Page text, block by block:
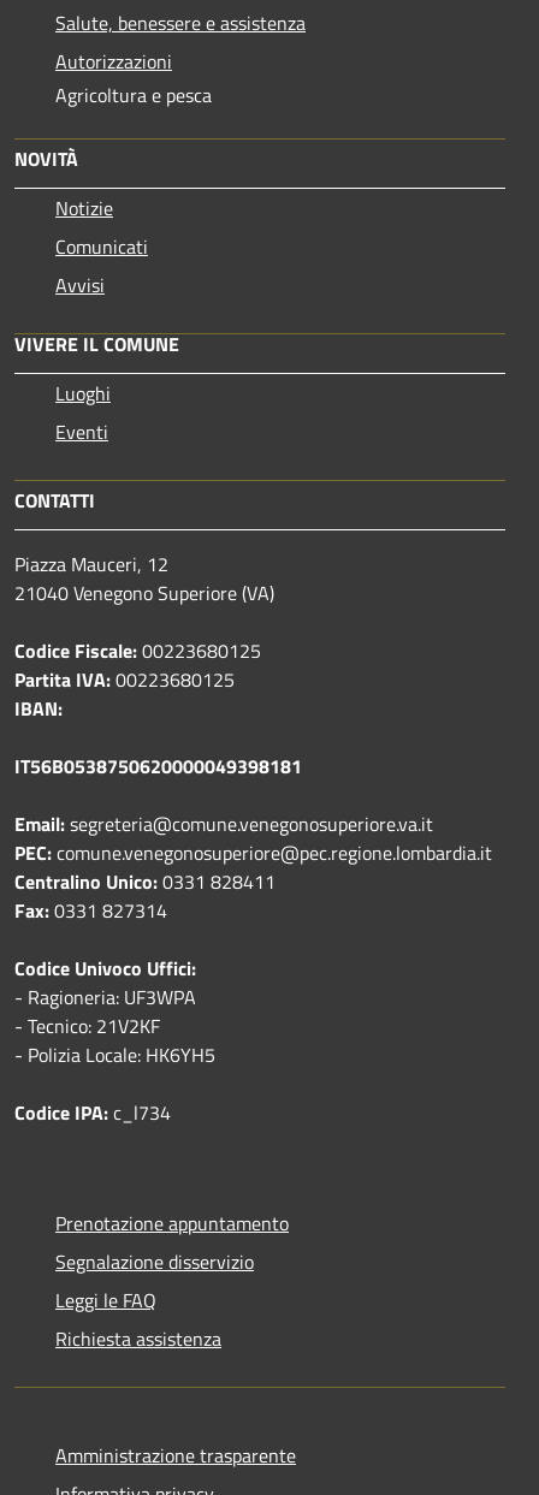
Salute, benessere e assistenza
Autorizzazioni
Agricoltura e pesca
NOVITÀ
Notizie
Comunicati
Avvisi
VIVERE IL COMUNE
Luoghi
Eventi
CONTATTI
Piazza Mauceri, 12
21040 Venegono Superiore (VA)
Codice Fiscale:00223680125
Partita IVA:00223680125
IBAN:
IT56B0538750620000049398181
Email:segreteria@comune.venegonosuperiore.va.it
PEC:comune.venegonosuperiore@pec.regione.lombardia.it
Centralino Unico:0331 828411
Fax:0331 827314
Codice Univoco Uffici:
- Ragioneria: UF3WPA
- Tecnico: 21V2KF
- Polizia Locale: HK6YH5
Codice IPA:c_l734
Prenotazione appuntamento
Segnalazione disservizio
Leggi le FAQ
Richiesta assistenza
Amministrazione trasparente